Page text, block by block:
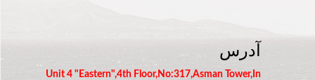
آدرس
Unit 4 "Eastern",4th Floor,No:317,Asman Tower,In